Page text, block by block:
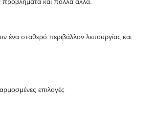
σταθερό περιβάλλον λειτουργίας και
επιλογές